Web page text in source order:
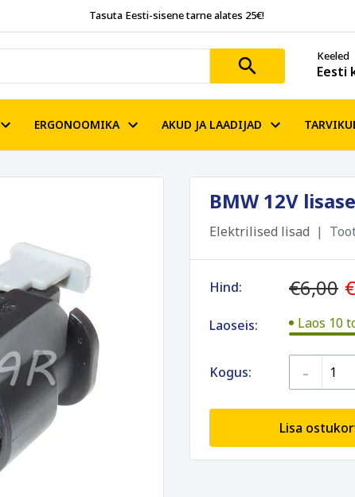
Tasuta Eesti-sisene tarne alates 25€!
Keeled
Eesti
ERGONOOMIKA AKUD JA LAADIJAD
BMW 12V
Elektrilised lisad
Hind: €6,00
Laoseis: Laos 10
Kogus: -
Lisa